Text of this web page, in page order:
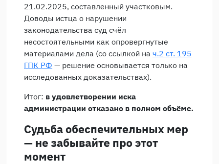
21.02.2025, составленный участковым.
Доводы истца о нарушении
законодательства суд счёл
несостоятельными как опровергнутые
материалами дела (со ссылкой на ч.2 ст. 195
ГПК РФ — решение основывается только на
исследованных доказательствах).
Итог: в удовлетворении иска
администрации отказано в полном объёме.
Судьба обеспечительных мер
— не забывайте про этот
момент